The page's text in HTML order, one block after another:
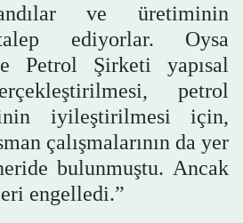
ve üretiminin
talep ediyorlar. Oysa
Petrol Şirketi yapısal
petrol
iyileştirilmesi için,
çalışmalarının da yer
bulunmuştu. Ancak
engelledi.”